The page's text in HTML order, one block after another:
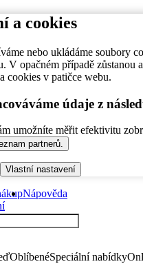
a cookies
nebo ukládáme soubory
V opačném případě
cookies v patičce webu.
údaje z
umožníte měřit efektivitu
partnerů.
Vlastní nastavení
Nápověda
OblíbenéSpeciální nabídky